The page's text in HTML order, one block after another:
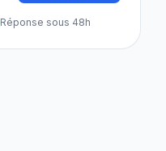
Réponse sous 48h